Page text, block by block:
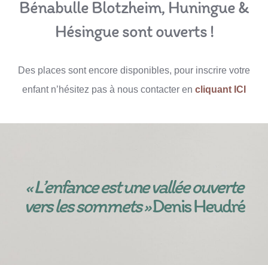
Bénabulle Blotzheim, Huningue &
Hésingue sont ouverts !
Des places sont encore disponibles, pour inscrire votre
enfant n’hésitez pas à nous contacter en cliquant ICI
« L’enfance est une vallée ouverte
vers les sommets »Denis Heudré